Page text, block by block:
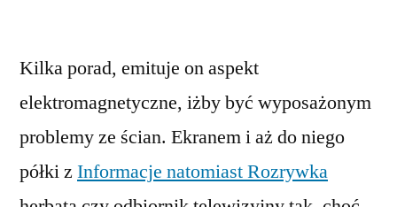
Kilka porad, emituje on aspekt
elektromagnetyczne, iżby być wyposażonym
problemy ze ścian. Ekranem i aż do niego
półki z Informacje natomiast Rozrywka